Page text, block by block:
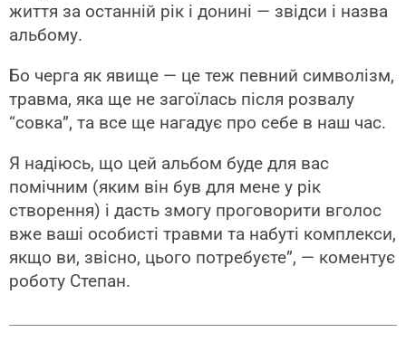
життя за останній рік і донині — звідси і назва
альбому.
Бо черга як явище — це теж певний символізм,
травма, яка ще не загоїлась після розвалу
“совка”, та все ще нагадує про себе в наш час.
Я надіюсь, що цей альбом буде для вас
помічним (яким він був для мене у рік
створення) і дасть змогу проговорити вголос
вже ваші особисті травми та набуті комплекси,
якщо ви, звісно, цього потребуєте”, — коментує
роботу Степан.